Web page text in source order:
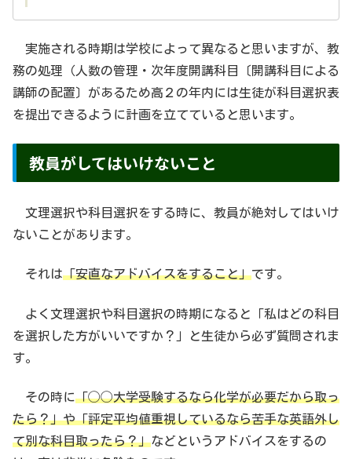
実施される時期は学校によって異なると思いますが、教
務の処理（人数の管理・次年度開講科目〔開講科目による
講師の配置〕があるため高２の年内には生徒が科目選択表
を提出できるように計画を立てていると思います。
教員がしてはいけないこと
文理選択や科目選択をする時に、教員が絶対してはいけ
ないことがあります。
それは「安直なアドバイスをすること」です。
よく文理選択や科目選択の時期になると「私はどの科目
を選択した方がいいですか？」と生徒から必ず質問されま
す。
その時に「◯◯大学受験するなら化学が必要だから取っ
たら？」や「評定平均値重視しているなら苦手な英語外し
て別な科目取ったら？」などというアドバイスをするの